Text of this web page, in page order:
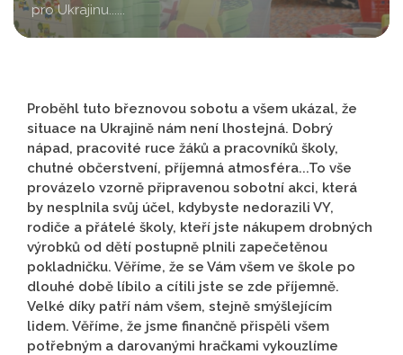
pro Ukrajinu......
Proběhl tuto březnovou sobotu a všem ukázal, že
situace na Ukrajině nám není lhostejná. Dobrý
nápad, pracovité ruce žáků a pracovníků školy,
chutné občerstvení, příjemná atmosféra...To vše
provázelo vzorně připravenou sobotní akci, která
by nesplnila svůj účel, kdybyste nedorazili VY,
rodiče a přátelé školy, kteří jste nákupem drobných
výrobků od dětí postupně plnili zapečetěnou
pokladničku. Věříme, že se Vám všem ve škole po
dlouhé době líbilo a cítili jste se zde příjemně.
Velké díky patří nám všem, stejně smýšlejícím
lidem. Věříme, že jsme finančně přispěli všem
potřebným a darovanými hračkami vykouzlíme